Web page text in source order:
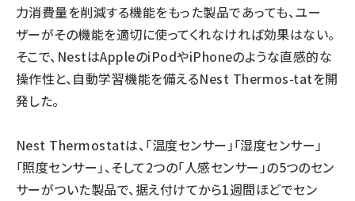
力消費量を削減する機能をもった製品であっても、ユー
ザーがその機能を適切に使ってくれなければ効果はない。
そこで、NestはAppleのiPodやiPhoneのような直感的な
操作性と、自動学習機能を備えるNest Thermos-tatを開
発した。
Nest Thermostatは、「温度センサー」「湿度センサー」
「照度センサー」、そして2つの「人感センサー」の5つのセン
サーがついた製品で、据え付けてから1週間ほどでセン